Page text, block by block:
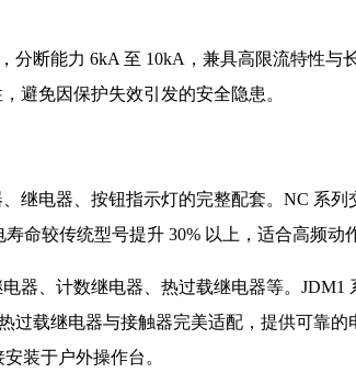
分断能力 6kA 至 10kA，兼具高限流特性
避免因保护失效引发的安全隐患。
继电器、按钮指示灯的完整配套。NC 系
命较传统型号提升 30% 以上，适合高频
器、计数继电器、热过载继电器等。
过载继电器与接触器完美适配，提供可靠
装于户外操作台。